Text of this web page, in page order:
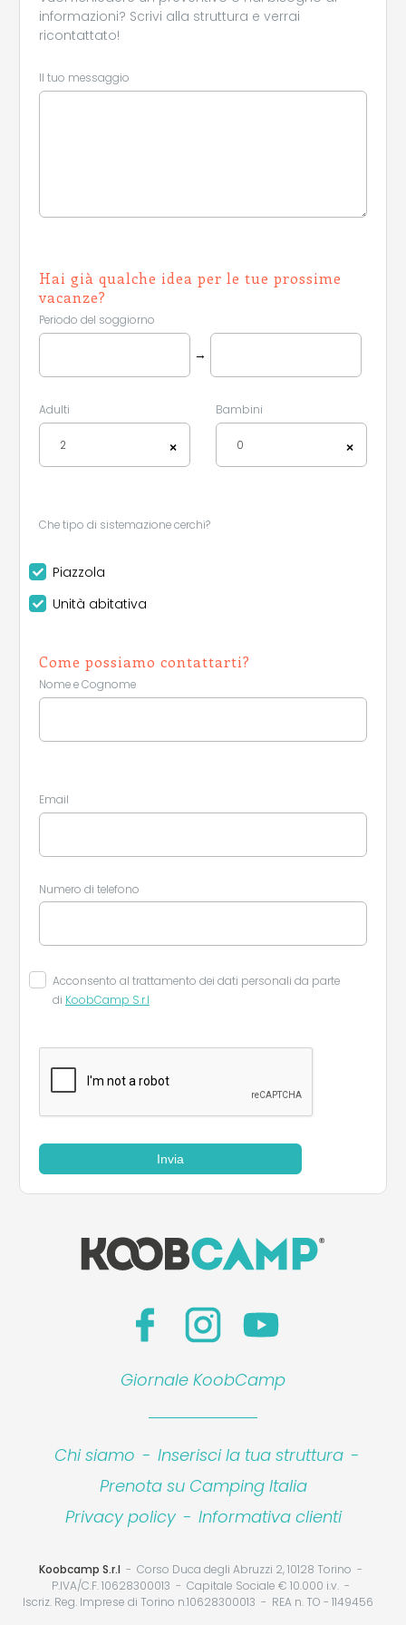
informazioni? Scrivi alla struttura e verrai
ricontattato!
Il tuo messaggio
Hai già qualche idea per le tue prossime
vacanze?
Periodo del soggiorno
→
Adulti
×
2
Bambini
×
0
Che tipo di sistemazione cerchi?
Piazzola
Unità abitativa
Come possiamo contattarti?
Nome e Cognome
Email
Numero di telefono
Acconsento al trattamento dei dati personali da parte
di KoobCamp S.r.l
Invia
Giornale KoobCamp
Chi siamo - Inserisci la tua struttura -
Prenota su Camping Italia
Privacy policy - Informativa clienti
Koobcamp S.r.l
Corso Duca degli Abruzzi 2, 10128 Torino
P.IVA/C.F. 10628300013
Capitale Sociale € 10.000 i.v.
Iscriz. Reg. Imprese di Torino n.10628300013
REA n. TO - 1149456